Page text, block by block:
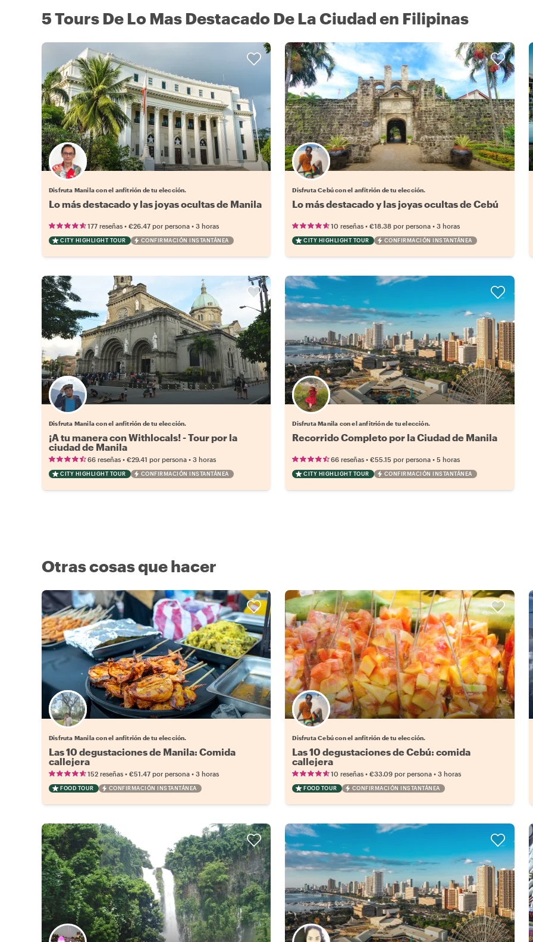
5 Tours De Lo Mas Destacado De La Ciudad en Filipinas
Elige tu local favorito
Disfruta Manila con el anfitrión de tu elección.
Lo más destacado y las joyas ocultas de Manila
177 reseñas • €26.47 por persona • 3 horas
CITY HIGHLIGHT TOUR CONFIRMACIÓN INSTANTÁNEA
Elige tu local favorito
Disfruta Cebú con el anfitrión de tu elección.
Lo más destacado y las joyas ocultas de Cebú
10 reseñas •€18.38 por persona •3 horas
CITY HIGHLIGHT TOUR CONFIRMACIÓN INSTANTÁNEA
Elige tu local favorito
Disfruta Manila con el anfitrión de tu elección.
¡A tu manera con Withlocals! - Tour por la
ciudad de Manila
66 reseñas • €29.41 por persona • 3 horas
CITY HIGHLIGHT TOUR CONFIRMACIÓN INSTANTÁNEA
Elige tu local favorito
Disfruta Manila con el anfitrión de tu elección.
Recorrido Completo por la Ciudad de Manila
66 reseñas •€55.15 por persona •5 horas
CITY HIGHLIGHT TOUR CONFIRMACIÓN INSTANTÁNEA
Otras cosas que hacer
Elige tu local favorito
Disfruta Manila con el anfitrión de tu elección.
Las 10 degustaciones de Manila: Comida
callejera
152 reseñas • €51.47 por persona • 3 horas
FOOD TOUR CONFIRMACIÓN INSTANTÁNEA
Elige tu local favorito
Disfruta Cebú con el anfitrión de tu elección.
Las 10 degustaciones de Cebú: comida
callejera
10 reseñas •€33.09 por persona •3 horas
FOOD TOUR CONFIRMACIÓN INSTANTÁNEA